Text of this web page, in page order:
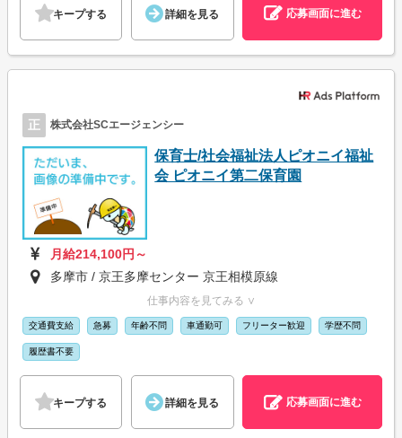
キープする 詳細を見る 応募画面に進む
正 株式会社SCエージェンシー
保育士/社会福祉法人ピオニイ福祉
会 ピオニイ第二保育園
月給214,100円～
多摩市 / 京王多摩センター 京王相模原線
仕事内容を見てみる ∨
交通費支給 急募 年齢不問 車通勤可 フリーター歓迎 学歴不問
履歴書不要
キープする 詳細を見る 応募画面に進む